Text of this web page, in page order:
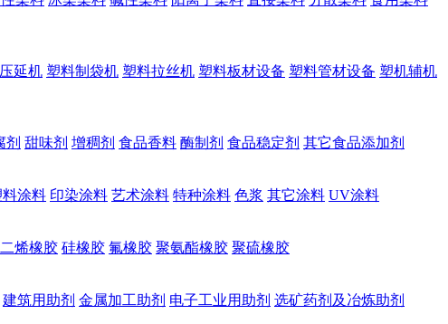
延机 塑料制袋机 塑料拉丝机 塑料板材设备 塑料管材设备 塑机辅机
剂 甜味剂 增稠剂 食品香料 酶制剂 食品稳定剂 其它食品添加剂
料涂料 印染涂料 艺术涂料 特种涂料 色浆 其它涂料 UV涂料
烯橡胶 硅橡胶 氟橡胶 聚氨酯橡胶 聚硫橡胶
建筑用助剂 金属加工助剂 电子工业用助剂 选矿药剂及冶炼助剂